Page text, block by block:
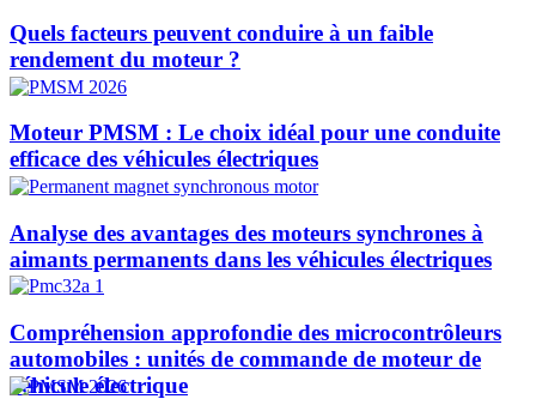
Quels facteurs peuvent conduire à un faible
rendement du moteur ?
Moteur PMSM : Le choix idéal pour une conduite
efficace des véhicules électriques
Analyse des avantages des moteurs synchrones à
aimants permanents dans les véhicules électriques
Compréhension approfondie des microcontrôleurs
automobiles : unités de commande de moteur de
véhicule électrique